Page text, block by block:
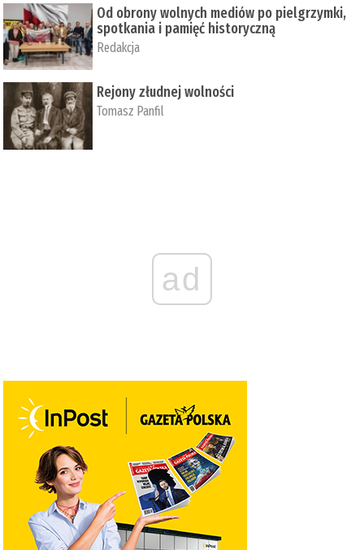
Od obrony wolnych mediów po pielgrzymki,
spotkania i pamięć historyczną
Redakcja
Rejony złudnej wolności
Tomasz Panfil
ad